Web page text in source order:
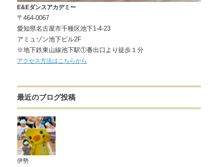
E&Eダンスアカデミー
〒464-0067
愛知県名古屋市千種区池下1-4-23
アミュゾン池下ビル2F
※地下鉄東山線池下駅①番出口より徒歩１分
アクセス方法はこちらから
最近のブログ投稿
伊勢